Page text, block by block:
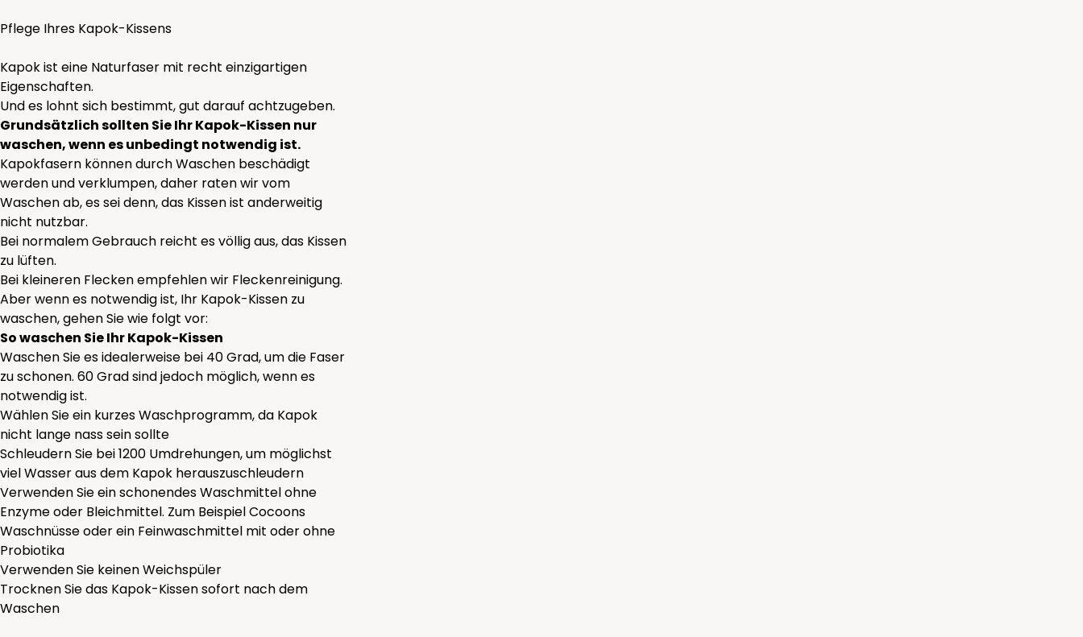
Pflege Ihres Kapok-Kissens
Kapok ist eine Naturfaser mit recht einzigartigen
Eigenschaften.
Und es lohnt sich bestimmt, gut darauf achtzugeben.
Grundsätzlich sollten Sie Ihr Kapok-Kissen nur
waschen, wenn es unbedingt notwendig ist.
Kapokfasern können durch Waschen beschädigt
werden und verklumpen, daher raten wir vom
Waschen ab, es sei denn, das Kissen ist anderweitig
nicht nutzbar.
Bei normalem Gebrauch reicht es völlig aus, das Kissen
zu lüften.
Bei kleineren Flecken empfehlen wir Fleckenreinigung.
Aber wenn es notwendig ist, Ihr Kapok-Kissen zu
waschen, gehen Sie wie folgt vor:
So waschen Sie Ihr Kapok-Kissen
Waschen Sie es idealerweise bei 40 Grad, um die Faser
zu schonen. 60 Grad sind jedoch möglich, wenn es
notwendig ist.
Wählen Sie ein kurzes Waschprogramm, da Kapok
nicht lange nass sein sollte
Schleudern Sie bei 1200 Umdrehungen, um möglichst
viel Wasser aus dem Kapok herauszuschleudern
Verwenden Sie ein schonendes Waschmittel ohne
Enzyme oder Bleichmittel. Zum Beispiel Cocoons
Waschnüsseoder ein Feinwaschmittel mit oder ohne
Probiotika
Verwenden Sie keinen Weichspüler
Trocknen Sie das Kapok-Kissen sofort nach dem
Waschen